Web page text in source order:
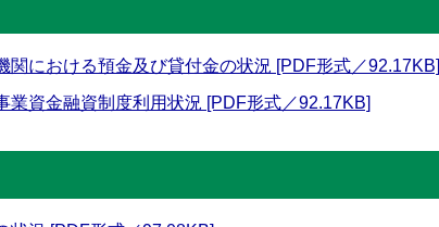
関における預金及び貸付金の状況 [PDF形式／92.17KB]
業資金融資制度利用状況 [PDF形式／92.17KB]